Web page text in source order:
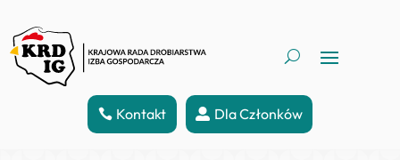
Kontakt Dla Członków